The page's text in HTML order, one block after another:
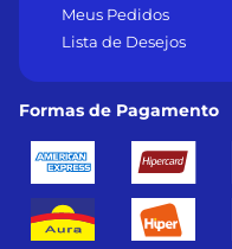
Meus Pedidos
Lista de Desejos
Formas de Pagamento